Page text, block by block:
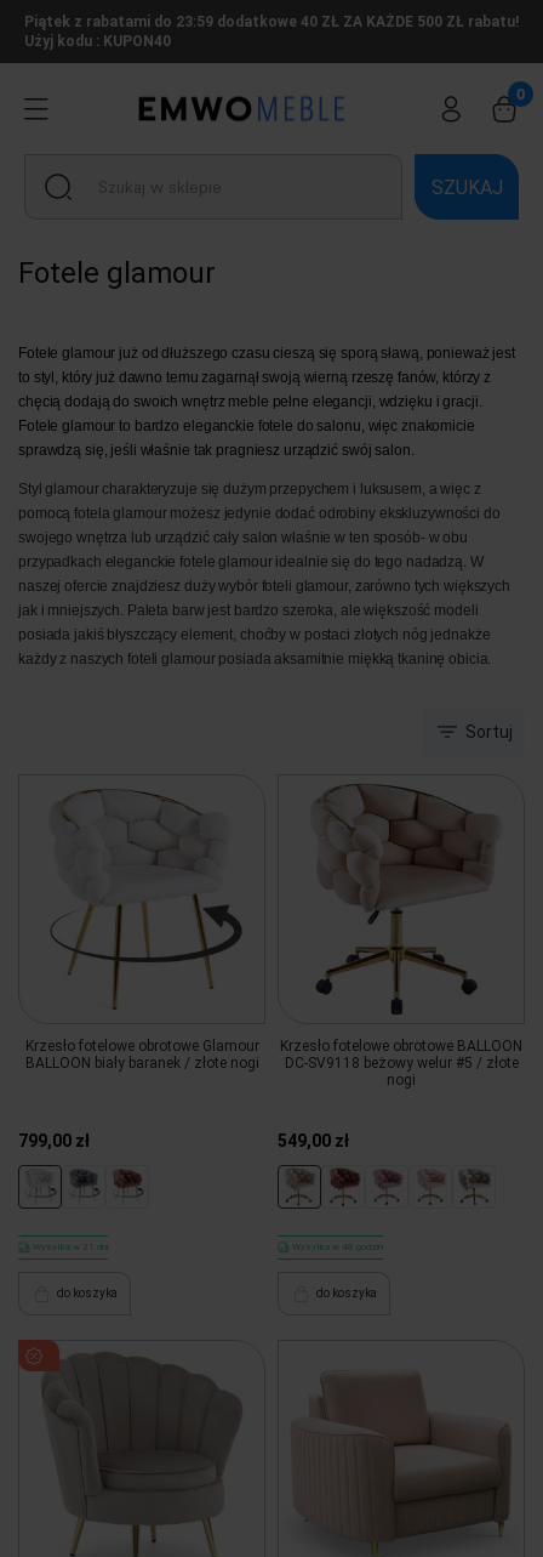
Piątek z rabatami do 23:59 dodatkowe 40 ZŁ ZA KAŻDE 500 ZŁ rabatu!
Użyj kodu : KUPON40
SZUKAJ
Fotele glamour
Fotele glamour już od dłuższego czasu cieszą się sporą sławą, ponieważ jest
to styl, który już dawno temu zagarnął swoją wierną rzeszę fanów, którzy z
chęcią dodają do swoich wnętrz meble pełne elegancji, wdzięku i gracji.
Fotele glamour to bardzo eleganckie fotele do salonu, więc znakomicie
sprawdzą się, jeśli właśnie tak pragniesz urządzić swój salon.
Styl glamour charakteryzuje się dużym przepychem i luksusem, a więc z
pomocą fotela glamour możesz jedynie dodać odrobiny ekskluzywności do
swojego wnętrza lub urządzić cały salon właśnie w ten sposób- w obu
przypadkach eleganckie fotele glamour idealnie się do tego nadadzą. W
naszej ofercie znajdziesz duży wybór foteli glamour, zarówno tych większych
jak i mniejszych. Paleta barw jest bardzo szeroka, ale większość modeli
posiada jakiś błyszczący element, choćby w postaci złotych nóg jednakże
każdy z naszych foteli glamour posiada aksamitnie miękką tkaninę obicia.
Sortuj
Krzesło fotelowe obrotowe Glamour
BALLOON biały baranek / złote nogi
799,00 zł
Wysyłka w 21 dni
do koszyka
Krzesło fotelowe obrotowe BALLOON
DC-SV9118 beżowy welur #5 / złote
nogi
549,00 zł
Wysyłka w 48 godzin
do koszyka